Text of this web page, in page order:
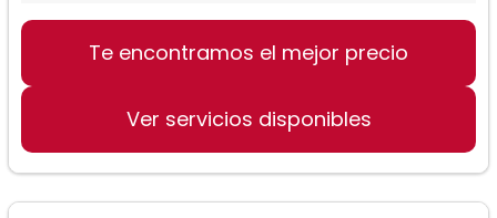
Te encontramos el mejor precio
Ver servicios disponibles